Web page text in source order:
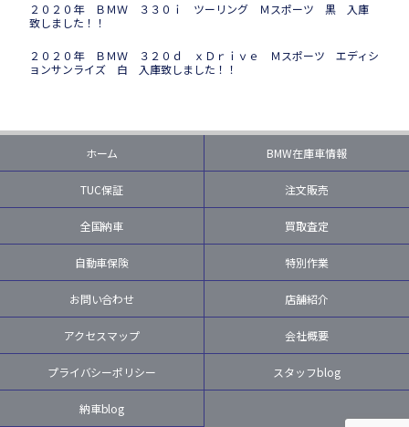
２０２０年 ＢＭＷ ３３０ｉ ツーリング Ｍスポーツ 黒 入庫
致しました！！
２０２０年 ＢＭＷ ３２０ｄ ｘＤｒｉｖｅ Ｍスポーツ エディシ
ョンサンライズ 白 入庫致しました！！
ホーム BMW在庫車情報
TUC保証 注文販売
全国納車 買取査定
自動車保険 特別作業
お問い合わせ 店舗紹介
アクセスマップ 会社概要
プライバシーポリシー スタッフblog
納車blog